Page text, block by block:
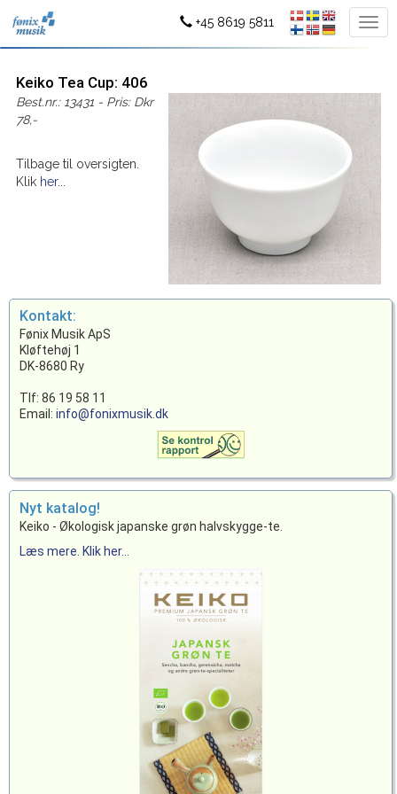
+45 8619 5811
Keiko Tea Cup: 406
Best.nr.: 13431 - Pris: Dkr
78,-
Tilbage til oversigten.
Klik her...
Kontakt:
Fønix Musik ApS
Kløftehøj 1
DK-8680 Ry
Tlf: 86 19 58 11
Email: info@fonixmusik.dk
Nyt katalog!
Keiko - Økologisk japanske grøn halvskygge-te.
Læs mere. Klik her...